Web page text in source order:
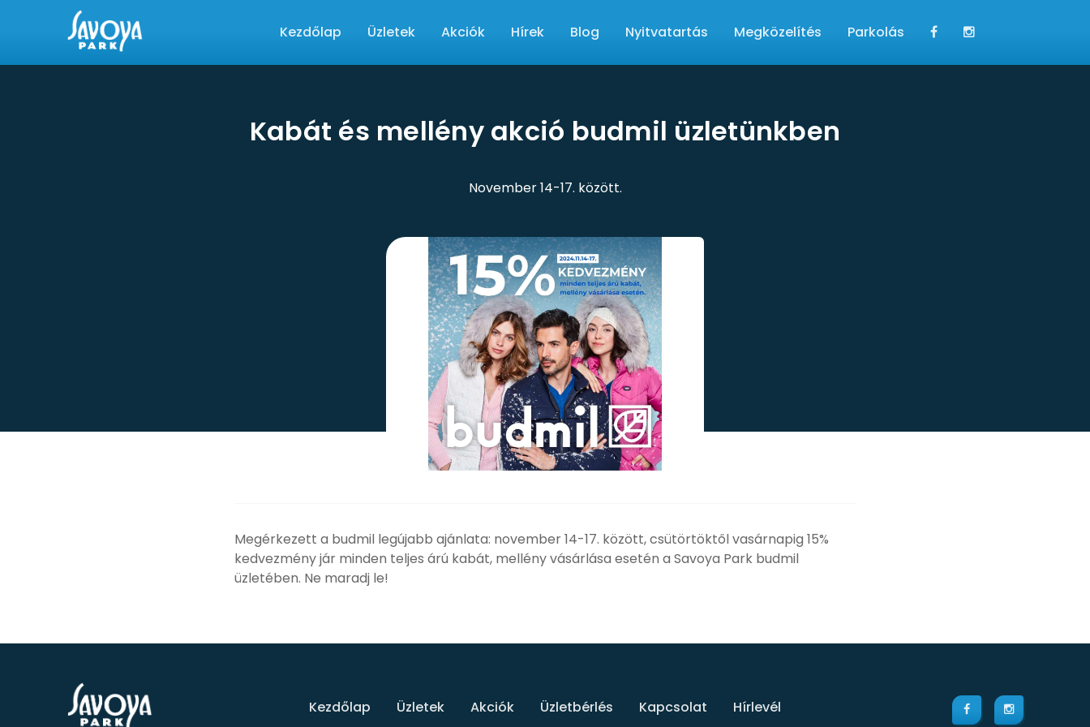
Kezdőlap Üzletek Akciók Hírek Blog Nyitvatartás Megközelítés Parkolás
Kabát és mellény akció budmil üzletünkben
November 14-17. között.
Megérkezett a budmil legújabb ajánlata: november 14-17. között, csütörtöktől vasárnapig 15%
kedvezmény jár minden teljes árú kabát, mellény vásárlása esetén a Savoya Park budmil
üzletében. Ne maradj le!
Kezdőlap Üzletek Akciók Üzletbérlés Kapcsolat Hírlevél